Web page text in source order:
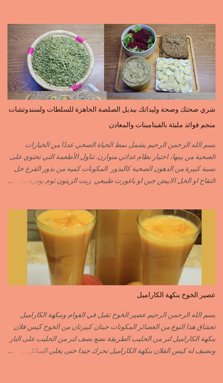
=nigelle اليبزار الأبيض=poivre blonc الخرقوم =safran des
indes=curcuma اليبزار الأسود=poivre noir زعفران=safran
جنجلان=grains de sésame الكبابة=cubèbe=piment de jamaique
بسيبيسة=macis الكوزة الصحراوية=maniguette عرق السوس=reglisse
لسان الطير=fruit de frène النافع نجيمات=badiane ظهر فلفل=poivre
long الفلفلة الحلوة……………PIMENT DOUX الفلفلة الحارة……………
PIMENT PIQUANT,FORT. سكين جبير……………….GINGEMBRE
القرفة……………………..CANNELLE الكمون…………………….CUMIN الفلفلة
الابزار………………………POIVRE راس الحانوت …………. RASS EL HANOUT
C’EST L ...
شري صحتك وصحة وليداتك ببديل الصلصة الجاهزة للسلطات ولسندوتشات
منجم فوائد مليئة بالفيتامينات والمعادن
بسم الله الرحمن الرحيم يشمل نمط الحياة الصحي عددًا من الخيارات
الصحية من بينها، اختيار نظام غذائي متوازن. تناول الأطعمة التي تحتوي على
نسبة كبيرة من الدهون الصحية كالبذور المكونات كمية من بذور القرع خل
التفاح او الخل الابيض جبن او ياغورت طبيعي زيت الزيتون ثوم بودرة بذور
si=EjD0K3Lgs58txUgM
عصير الخوخ بنكهة الكاراميل
بسم الله الرحمن الرحيم عصير الخوخ ثقيل في القوام وبنكهة الكاراميل
لعشاق هذا النوع من العصائر المكونات حبتان كبيرتان من الخوخ كيس فلان
بنكهة الكاراميل لتر من الحليب الطريقة نضع نصف لتر من الحليب على النار
ونضيف له كيس الفلان بنكهة الكاراميل نحرك جيدا حتى يغلي السائل ثم